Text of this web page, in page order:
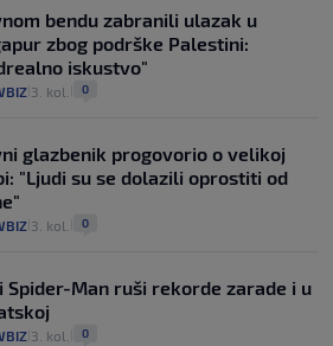
bendu zabranili ulazak u
zbog podrške Palestini:
iskustvo"
3. kol. 0
glazbenik progovorio o velikoj
"Ljudi su se dolazili oprostiti od
3. kol. 0
Spider-Man ruši rekorde zarade i u
3. kol. 0